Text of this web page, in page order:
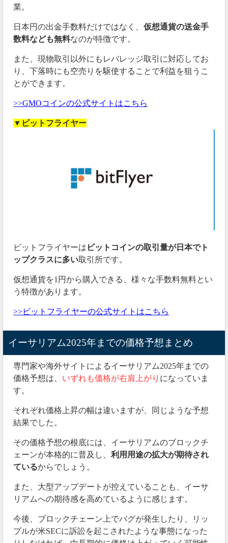
業。
日本円の出金手数料だけではなく、 仮想通貨の送金手
数料なども無料なのが特徴です。
また、現物取引以外にもレバレッジ取引に対応してお
り、下落時にも空売りを駆使することで利益を狙うこ
とができます。
>>GMOコインの公式サイトはこちら
▼ビットフライヤー
ビットフライヤーは ビットコインの取引量が日本でト
ップクラスに多い取引所です。
仮想通貨を1円から購入できる、様々な手数料無料とい
う特徴があります。
>>ビットフライヤーの公式サイトはこちら
イーサリアム2025年までの価格予想まとめ
専門家や海外サイトによるイーサリアム2025年までの
価格予想は、 いずれも価格が右肩上がり になっていま
す。
それぞれ価格上昇の幅は違いますが、同じような予想
結果でした。
その価格予想の根底には、イーサリアムのブロックチ
ェーンが本格的に普及し、 利用用途の拡大が期待され
ているからでしょう。
また、大型アップデートが控えていることも、イーサ
リアムへの期待感を高めているように感じます。
今後、ブロックチェーン上でバグが発生したり、リッ
プルが米SECに訴訟を起こされたような事態になった